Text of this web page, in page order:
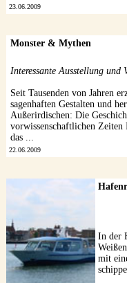
23.06.2009
Monster & Mythen
Interessante Ausstellung und
Seit Tausenden von Jahren
sagenhaften Gestalten und
Außerirdischen: Die
vorwissenschaftlichen
das ...
22.06.2009
In der
mit